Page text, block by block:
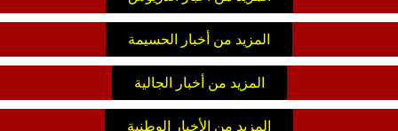
المزيد من أخبار الحسيمة
المزيد من أخبار الجالية
المزيد من الأخبار الوطنية